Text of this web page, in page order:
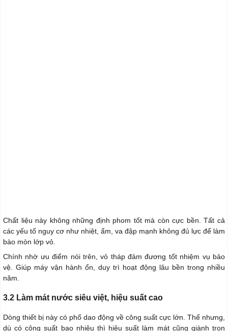
Chất liệu này không những định phom tốt mà còn cực bền. Tất cả
các yếu tố nguy cơ như nhiệt, ẩm, va đập mạnh không đủ lực để làm
bào mòn lớp vỏ.
Chính nhờ ưu điểm nói trên, vỏ tháp đảm đương tốt nhiệm vụ bảo
vệ. Giúp máy vận hành ổn, duy trì hoạt động lâu bền trong nhiều
năm.
3.2 Làm mát nước siêu việt, hiệu suất cao
Dòng thiết bị này có phổ dao động về công suất cực lớn. Thế nhưng,
dù có công suất bao nhiêu thì hiệu suất làm mát cũng giành trọn